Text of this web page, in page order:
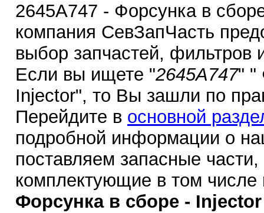
2645A747 - Форсунка в
компания СевЗапЧасть
выбор запчастей, фильтров
Если вы ищете "2645A747" "
Injector", то Вы зашли по
Перейдите в основной
подробной информации о
поставляем запасные
комплектующие в том
Форсунка в сборе -